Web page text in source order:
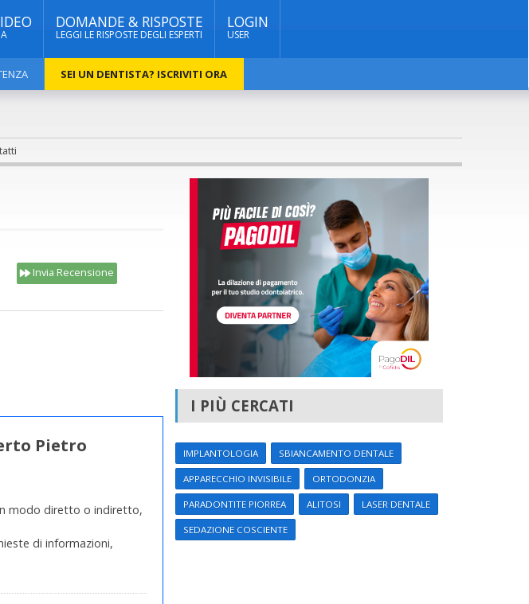
DOMANDE & RISPOSTE
LEGGI LE RISPOSTE DEGLI ESPERTI
LOGIN
USER
SEI UN DENTISTA? ISCRIVITI ORA
Invia Recensione
Pietro
modo diretto o indiretto,
di informazioni,
I PIÙ CERCATI
IMPLANTOLOGIA SBIANCAMENTO DENTALE
APPARECCHIO INVISIBILE ORTODONZIA
PARADONTITE PIORREA ALITOSI LASER DENTALE
SEDAZIONE COSCIENTE